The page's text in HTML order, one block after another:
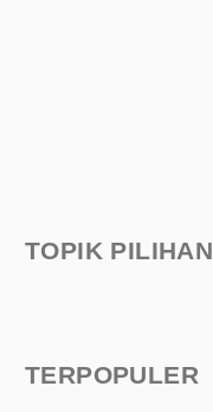
TOPIK PILIHAN
TERPOPULER